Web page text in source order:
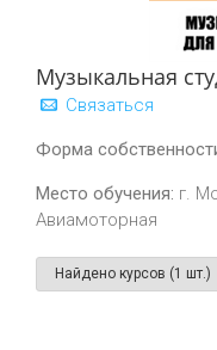
Музыкальная
Связаться
Форма
Место обучения: г.
Авиамоторная
Найдено курсов (1 шт.)